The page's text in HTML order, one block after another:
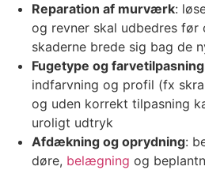
Reparation af murværk:
og revner skal udbedres før
skaderne brede sig bag de
Fugetype og farvetilpasning
indfarvning og profil (fx
og uden korrekt tilpasning
uroligt udtryk
Afdækning og oprydning:
døre, belægning og